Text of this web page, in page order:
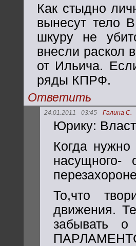
Как стыдно
вынесут тело
шкуру не
внесли раскол
от Ильича.
ряды КПРФ.
Ответить
24.01.2011 - 03:45 Галина С.
Юрику:
Когда нужно
насущного-
То,что
движения.
забывать